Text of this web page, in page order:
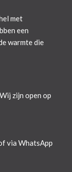
met
een
warmte die
zijn open op
via WhatsApp